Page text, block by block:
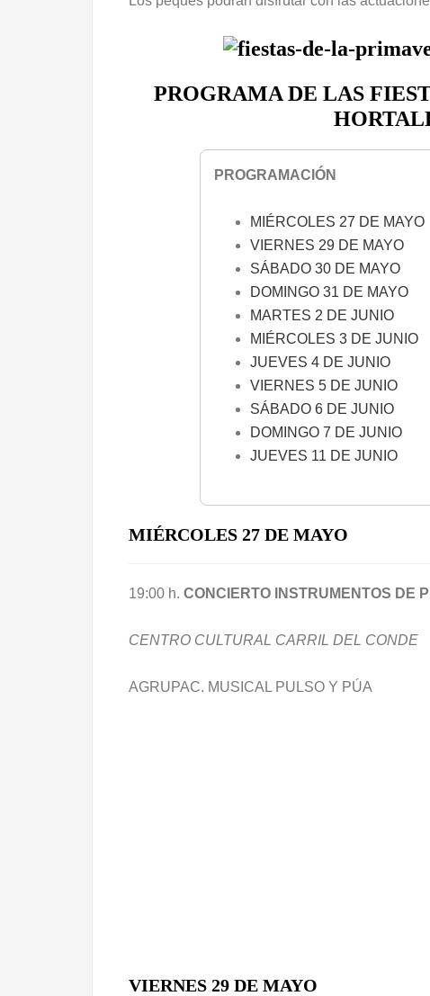
PROGRAMA DE LAS
PROGRAMACIÓN
MIÉRCOLES 27 DE MAYO
VIERNES 29 DE MAYO
SÁBADO 30 DE MAYO
DOMINGO 31 DE MAYO
MARTES 2 DE JUNIO
MIÉRCOLES 3 DE JUNIO
JUEVES 4 DE JUNIO
VIERNES 5 DE JUNIO
SÁBADO 6 DE JUNIO
DOMINGO 7 DE JUNIO
JUEVES 11 DE JUNIO
MIÉRCOLES 27 DE MAYO
19:00 h. CONCIERTO INSTRUMENTOS DE
CENTRO CULTURAL CARRIL DEL CONDE
AGRUPAC. MUSICAL PULSO Y PÚA
VIERNES 29 DE MAYO